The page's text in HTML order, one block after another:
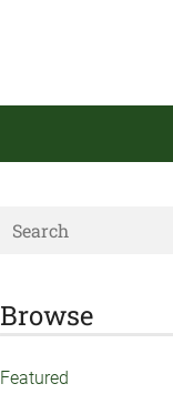
Browse
Featured